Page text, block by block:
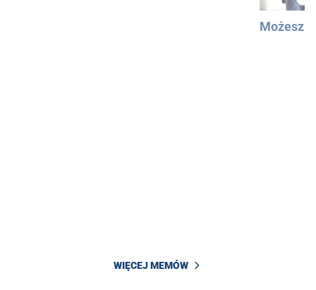
Możesz
WIĘCEJ MEMÓW